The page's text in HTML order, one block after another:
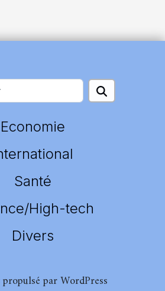
Economie
Santé
High-tech
Divers
par WordPress